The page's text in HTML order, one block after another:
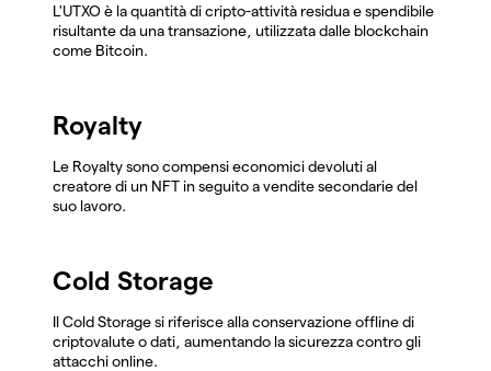
L'UTXO è la quantità di cripto-attività residua e spendibile
risultante da una transazione, utilizzata dalle blockchain
come Bitcoin.
Royalty
Le Royalty sono compensi economici devoluti al
creatore di un NFT in seguito a vendite secondarie del
suo lavoro.
Cold Storage
Il Cold Storage si riferisce alla conservazione offline di
criptovalute o dati, aumentando la sicurezza contro gli
attacchi online.